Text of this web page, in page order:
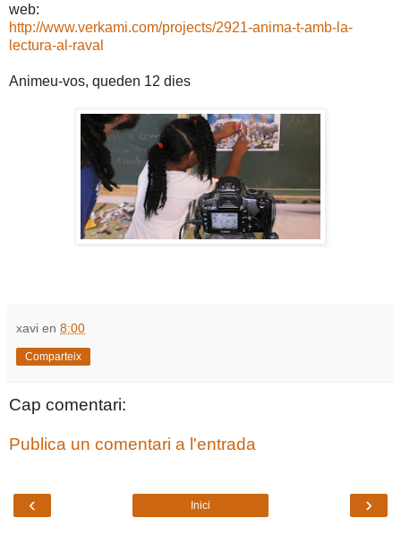
web:
http://www.verkami.com/projects/2921-anima-t-amb-la-
lectura-al-raval
Animeu-vos, queden 12 dies
xavi en 8:00
Comparteix
Cap comentari:
Publica un comentari a l'entrada
‹ ›
Inici